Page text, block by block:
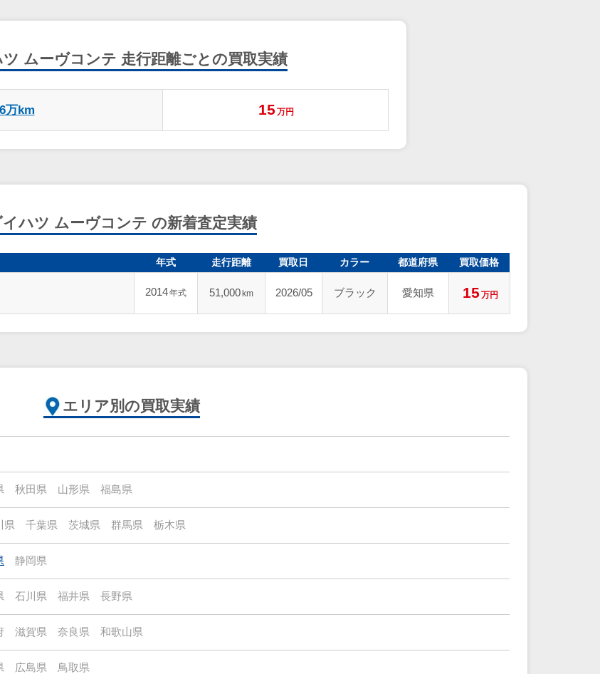
ツ ムーヴコンテ 走行距離ごとの買取実績
万km 15 万円
イハツ ムーヴコンテ の新着査定実績
年式 走行距離 買取日 カラー 都道府県 買取価格
2014年式 51,000 km 2026/05 ブラック 愛知県 15 万円
エリア別の買取実績
秋田県 山形県 福島県
県 千葉県 茨城県 群馬県 栃木県
静岡県
石川県 福井県 長野県
滋賀県 奈良県 和歌山県
広島県 鳥取県